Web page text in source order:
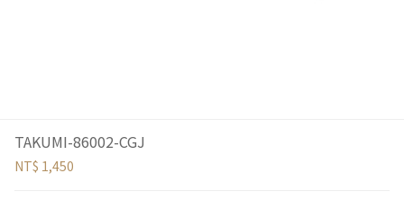
TAKUMI-86002-CGJ
NT$ 1,450